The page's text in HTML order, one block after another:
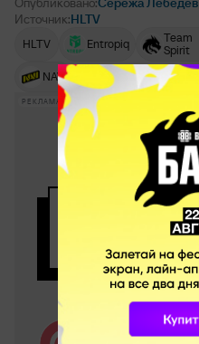
Источник:HLTV
HLTV Entropiq
Team
Spirit
NAVI
РЕКЛАМА • BETBOOM.RU